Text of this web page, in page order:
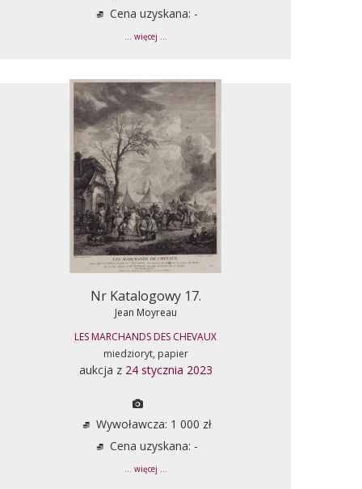
Cena uzyskana: -
... więcej ...
Nr Katalogowy 17.
Jean Moyreau
LES MARCHANDS DES CHEVAUX
miedzioryt, papier
aukcja z 24 stycznia 2023
Wywoławcza: 1 000 zł
Cena uzyskana: -
... więcej ...